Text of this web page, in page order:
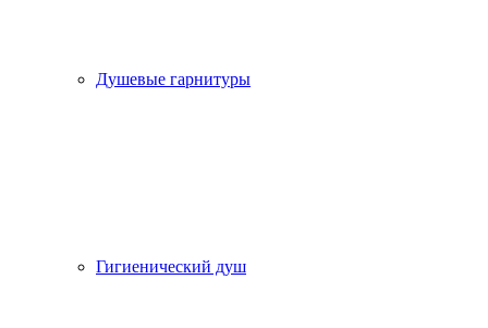
Душевые гарнитуры
Гигиенический душ